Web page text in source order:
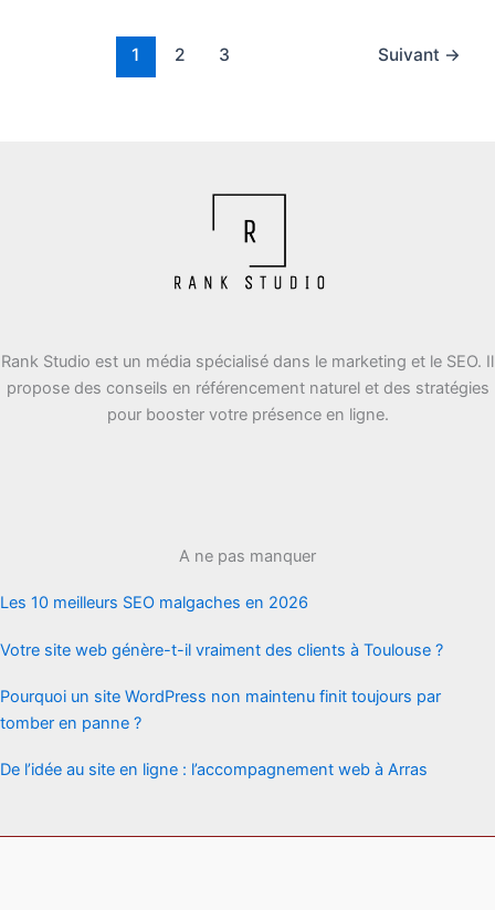
technique
1 2 3 Suivant →
Rank Studio est un média spécialisé dans le marketing et le SEO. Il
propose des conseils en référencement naturel et des stratégies
pour booster votre présence en ligne.
A ne pas manquer
Les 10 meilleurs SEO malgaches en 2026
Votre site web génère-t-il vraiment des clients à Toulouse ?
Pourquoi un site WordPress non maintenu finit toujours par
tomber en panne ?
De l’idée au site en ligne : l’accompagnement web à Arras